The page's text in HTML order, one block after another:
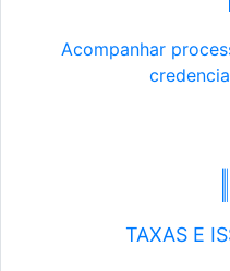
Acompanhar
TAXAS E